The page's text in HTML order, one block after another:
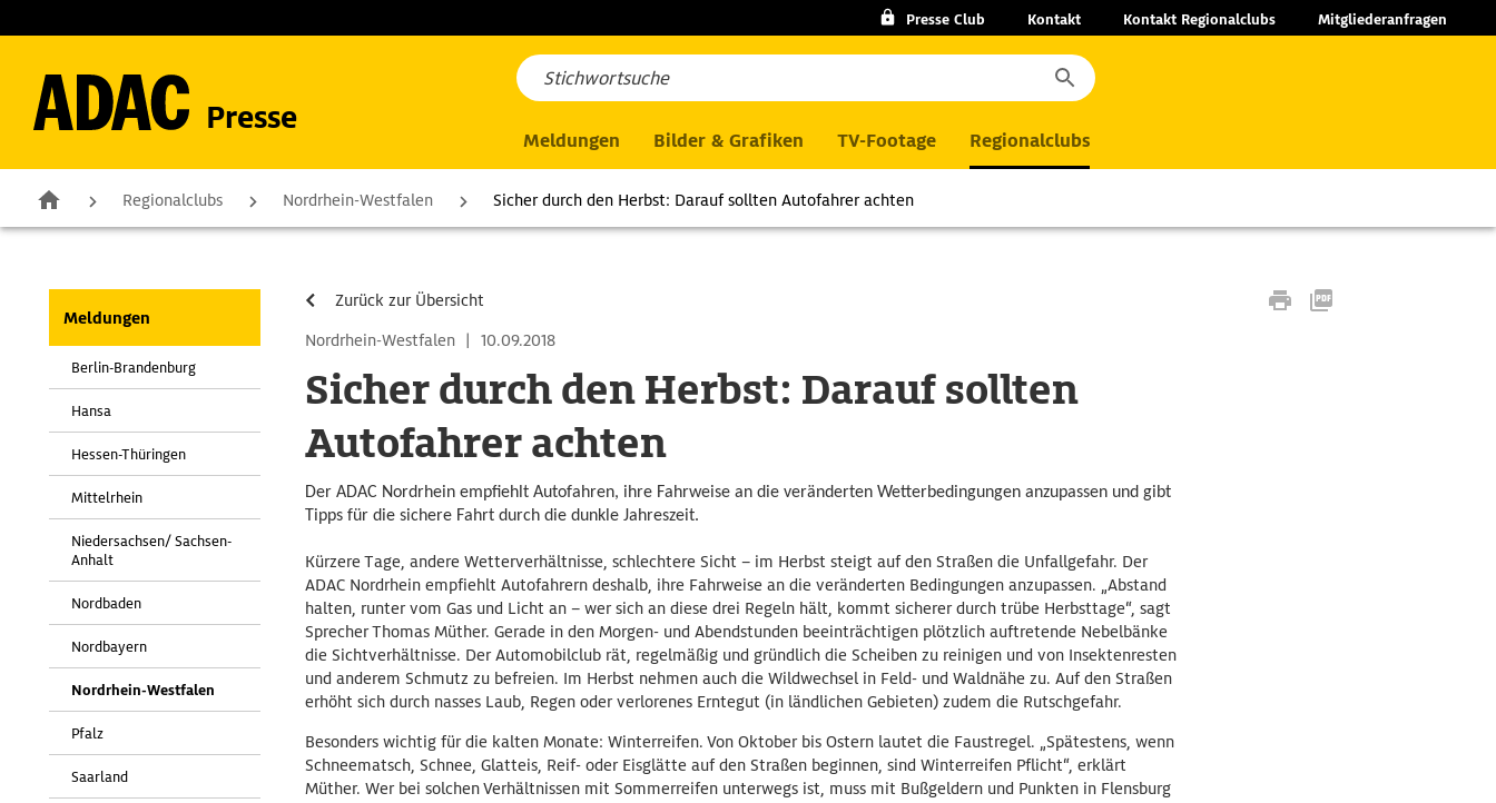
Presse Club Kontakt Kontakt Regionalclubs Mitgliederanfragen
Presse
Meldungen Bilder & Grafiken TV-Footage Regionalclubs
Regionalclubs Nordrhein-Westfalen Sicher durch den Herbst: Darauf sollten Autofahrer achten
Meldungen
Berlin-Brandenburg
Hansa
Hessen-Thüringen
Mittelrhein
Niedersachsen/ Sachsen-
Anhalt
Nordbaden
Nordbayern
Nordrhein-Westfalen
Pfalz
Saarland
Zurück zur Übersicht
Nordrhein-Westfalen | 10.09.2018
Sicher durch den Herbst: Darauf sollten
Autofahrer achten
Der ADAC Nordrhein empfiehlt Autofahren, ihre Fahrweise an die veränderten Wetterbedingungen anzupassen und gibt
Tipps für die sichere Fahrt durch die dunkle Jahreszeit.
Kürzere Tage, andere Wetterverhältnisse, schlechtere Sicht – im Herbst steigt auf den Straßen die Unfallgefahr. Der
ADAC Nordrhein empfiehlt Autofahrern deshalb, ihre Fahrweise an die veränderten Bedingungen anzupassen. „Abstand
halten, runter vom Gas und Licht an – wer sich an diese drei Regeln hält, kommt sicherer durch trübe Herbsttage“, sagt
Sprecher Thomas Müther. Gerade in den Morgen- und Abendstunden beeinträchtigen plötzlich auftretende Nebelbänke
die Sichtverhältnisse. Der Automobilclub rät, regelmäßig und gründlich die Scheiben zu reinigen und von Insektenresten
und anderem Schmutz zu befreien. Im Herbst nehmen auch die Wildwechsel in Feld- und Waldnähe zu. Auf den Straßen
erhöht sich durch nasses Laub, Regen oder verlorenes Erntegut (in ländlichen Gebieten) zudem die Rutschgefahr.
Besonders wichtig für die kalten Monate: Winterreifen. Von Oktober bis Ostern lautet die Faustregel. „Spätestens, wenn
Schneematsch, Schnee, Glatteis, Reif- oder Eisglätte auf den Straßen beginnen, sind Winterreifen Pflicht“, erklärt
Müther. Wer bei solchen Verhältnissen mit Sommerreifen unterwegs ist, muss mit Bußgeldern und Punkten in Flensburg